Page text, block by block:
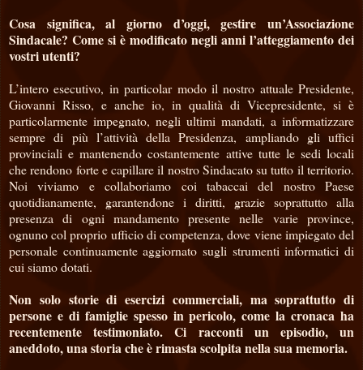
Cosa significa, al giorno d’oggi, gestire un’Associazione
Sindacale? Come si è modificato negli anni l’atteggiamento dei
vostri utenti?
L’intero esecutivo, in particolar modo il nostro attuale Presidente,
Giovanni Risso, e anche io, in qualità di Vicepresidente, si è
particolarmente impegnato, negli ultimi mandati, a informatizzare
sempre di più l’attività della Presidenza, ampliando gli uffici
provinciali e mantenendo costantemente attive tutte le sedi locali
che rendono forte e capillare il nostro Sindacato su tutto il territorio.
Noi viviamo e collaboriamo coi tabaccai del nostro Paese
quotidianamente, garantendone i diritti, grazie soprattutto alla
presenza di ogni mandamento presente nelle varie province,
ognuno col proprio ufficio di competenza, dove viene impiegato del
personale continuamente aggiornato sugli strumenti informatici di
cui siamo dotati.
Non solo storie di esercizi commerciali, ma soprattutto di
persone e di famiglie spesso in pericolo, come la cronaca ha
recentemente testimoniato. Ci racconti un episodio, un
aneddoto, una storia che è rimasta scolpita nella sua memoria.